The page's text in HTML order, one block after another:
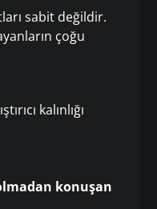
sabit değildir.
çoğu
kalınlığı
konuşan